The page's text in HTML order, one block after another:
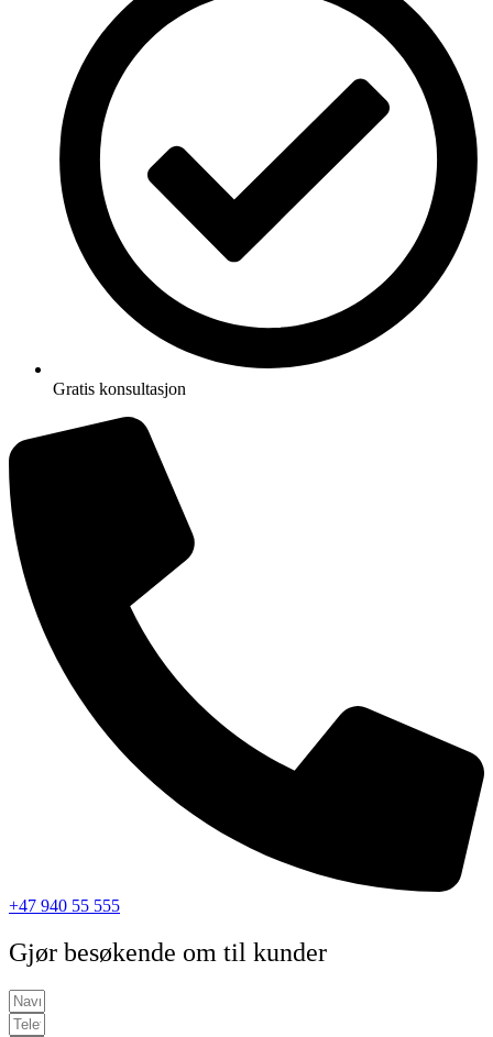
Gratis konsultasjon
+47 940 55 555
Gjør besøkende om til kunder